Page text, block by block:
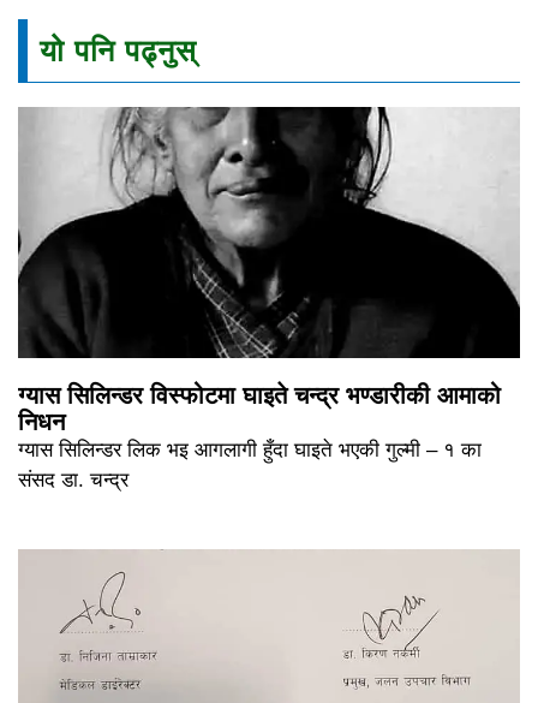
यो पनि पढ्नुस्
ग्यास सिलिन्डर विस्फोटमा घाइते चन्द्र भण्डारीकी आमाको
निधन
ग्यास सिलिन्डर लिक भइ आगलागी हुँदा घाइते भएकी गुल्मी – १ का
संसद डा. चन्द्र